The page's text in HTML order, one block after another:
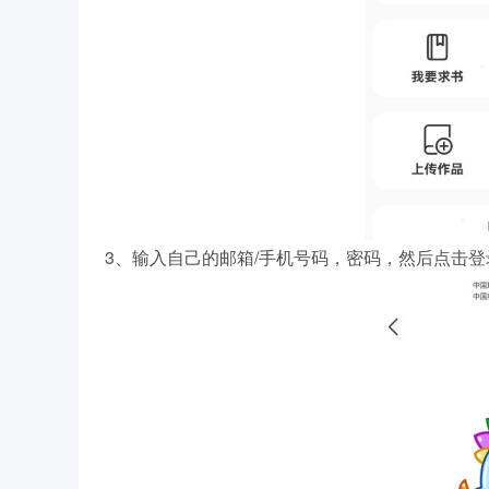
3、输入自己的邮箱/手机号码，密码，然后点击